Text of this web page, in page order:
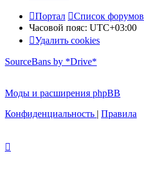
Портал
Список форумов
Часовой пояс: UTC+03:00
Удалить cookies
SourceBans by *Drive*
Моды и расширения phpBB
Конфиденциальность | Правила